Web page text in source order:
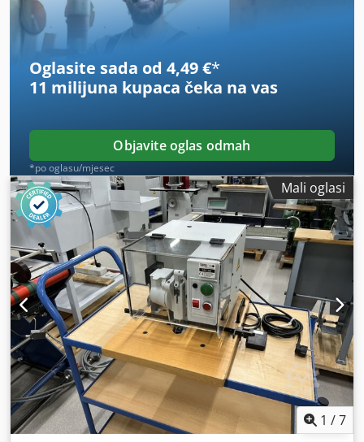
doziranje zakovica, bušenje materijala i naglašavanje
zakovice.
Oglasite sada od 4,49 €*
11 milijuna kupaca čeka na vas
Objavite oglas odmah
*po oglasu/mjesec
Mali oglasi
1 /7